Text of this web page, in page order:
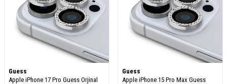
Guess
Apple iPhone 17 Pro Guess Orjinal
Guess
Apple iPhone 15 Pro Max Guess